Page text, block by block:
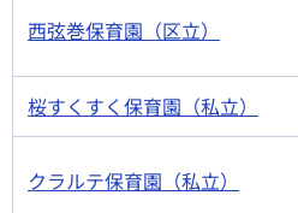
西弦巻保育園（区立）
桜すくすく保育園（私立）
クラルテ保育園（私立）